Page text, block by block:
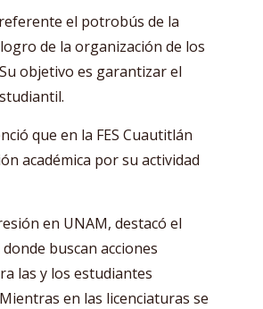
el potrobús de la
logro de la organización de los
objetivo es garantizar el
que en la FES Cuautitlán
académica por su actividad
en UNAM, destacó el
donde buscan acciones
las y los estudiantes
en las licenciaturas se